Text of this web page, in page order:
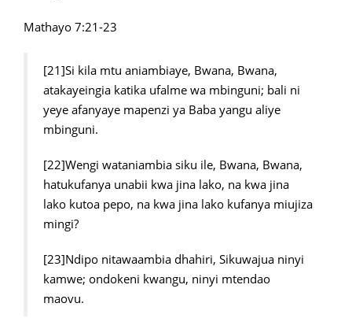
Mathayo 7:21-23
[21]Si kila mtu aniambiaye, Bwana, Bwana,
atakayeingia katika ufalme wa mbinguni; bali ni
yeye afanyaye mapenzi ya Baba yangu aliye
mbinguni.
[22]Wengi wataniambia siku ile, Bwana, Bwana,
hatukufanya unabii kwa jina lako, na kwa jina
lako kutoa pepo, na kwa jina lako kufanya miujiza
mingi?
[23]Ndipo nitawaambia dhahiri, Sikuwajua ninyi
kamwe; ondokeni kwangu, ninyi mtendao
maovu.